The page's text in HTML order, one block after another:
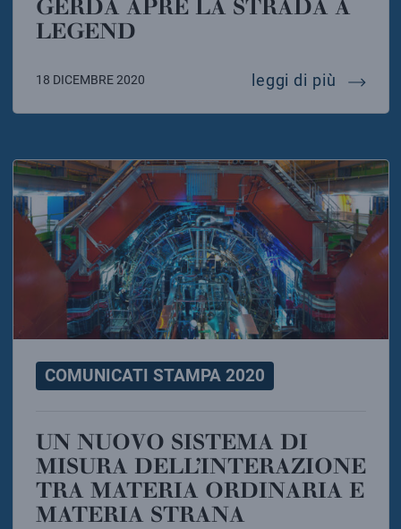
GERDA APRE LA STRADA A
LEGEND
18 DICEMBRE 2020 leggi di più
COMUNICATI STAMPA 2020
UN NUOVO SISTEMA DI
MISURA DELL’INTERAZIONE
TRA MATERIA ORDINARIA E
MATERIA STRANA